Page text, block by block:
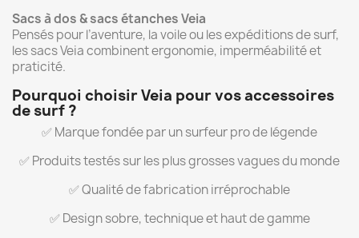
Sacs à dos & sacs étanches Veia
Pensés pour l’aventure, la voile ou les expéditions de surf,
les sacs Veia combinent ergonomie, imperméabilité et
praticité.
Pourquoi choisir Veia pour vos accessoires
de surf ?
✅ Marque fondée par un surfeur pro de légende
✅ Produits testés sur les plus grosses vagues du monde
✅ Qualité de fabrication irréprochable
✅ Design sobre, technique et haut de gamme